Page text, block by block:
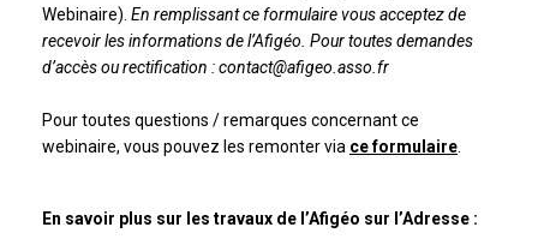
Webinaire). En remplissant ce formulaire vous acceptez de
recevoir les informations de l’Afigéo. Pour toutes demandes
d’accès ou rectification : contact@afigeo.asso.fr
Pour toutes questions / remarques concernant ce
webinaire, vous pouvez les remonter via ce formulaire.
En savoir plus sur les travaux de l’Afigéo sur l’Adresse :